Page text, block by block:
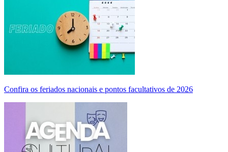
Confira os feriados nacionais e pontos facultativos de 2026